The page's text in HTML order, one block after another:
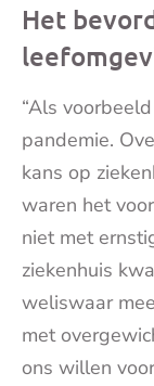
Het
“Als
pandemie.
kans op
waren het
niet met
ziekenhuis
weliswaar
met
ons willen